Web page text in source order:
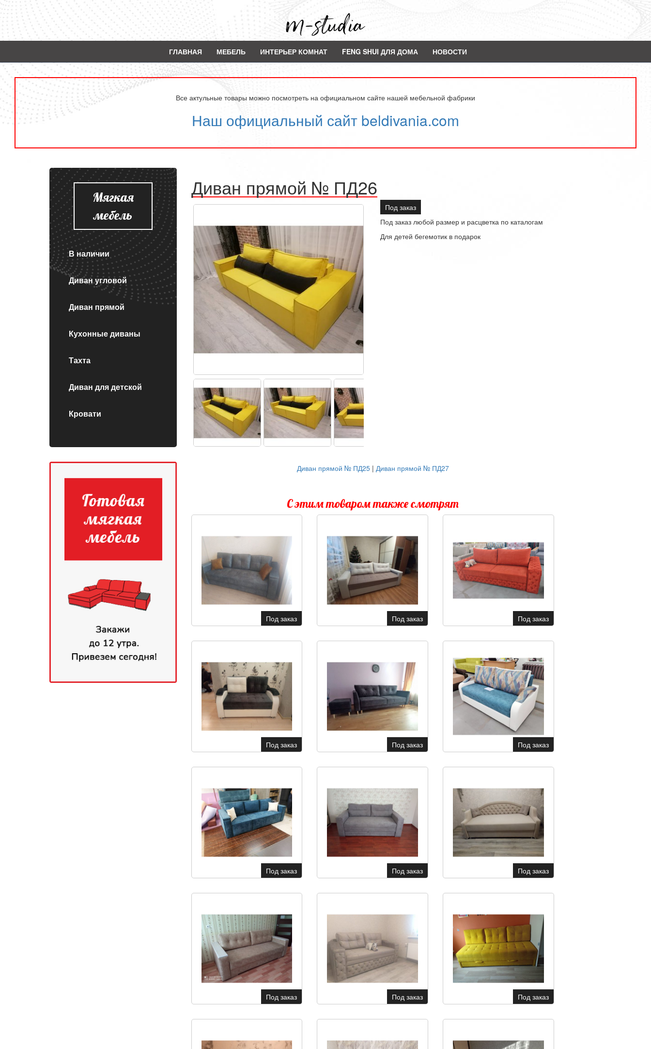
ГЛАВНАЯ МЕБЕЛЬ ИНТЕРЬЕР КОМНАТ FENG SHUI ДЛЯ ДОМА НОВОСТИ
Все актульные товары можно посмотреть на официальном сайте нашей мебельной фабрики
Наш официальный сайт beldivania.com
Мягкая
мебель
В наличии
Диван угловой
Диван прямой
Кухонные диваны
Тахта
Диван для детской
Кровати
Диван прямой № ПД26
Под заказ
Под заказ любой размер и расцветка по каталогам
Для детей бегемотик в подарок
Диван прямой № ПД25| Диван прямой № ПД27
С этим товаром также смотрят
Под заказ Под заказ Под заказ
Под заказ Под заказ Под заказ
Под заказ Под заказ Под заказ
Под заказ Под заказ Под заказ